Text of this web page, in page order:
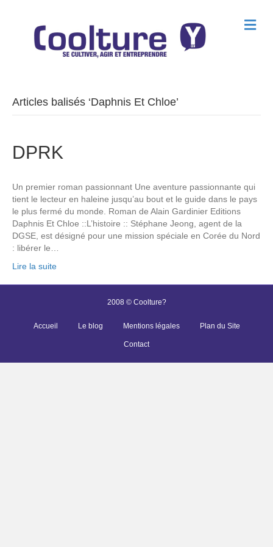
M
e
Articles balisés ‘Daphnis Et Chloe’
DPRK
Un premier roman passionnant Une aventure passionnante qui
tient le lecteur en haleine jusqu’au bout et le guide dans le pays
le plus fermé du monde. Roman de Alain Gardinier Editions
Daphnis Et Chloe ::L’histoire :: Stéphane Jeong, agent de la
DGSE, est désigné pour une mission spéciale en Corée du Nord
: libérer le…
Lire la suite
2008 © Coolture?
Accueil Le blog Mentions légales Plan du Site
Contact